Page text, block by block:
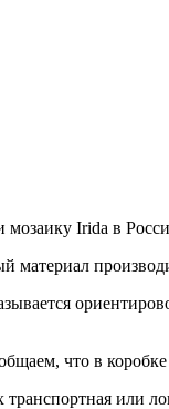
Irida в
материал
что в
или